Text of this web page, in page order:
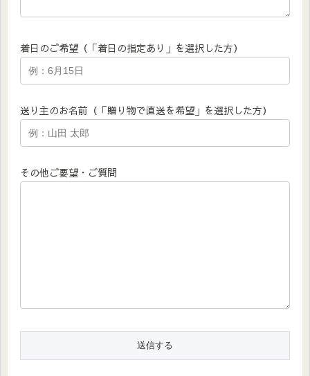
着日のご希望（「着日の指定あり」を選択した方）
送り主のお名前（「贈り物で直送を希望」を選択した方）
その他ご要望・ご質問